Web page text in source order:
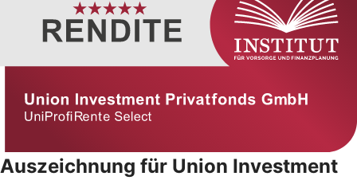
Auszeichnung für Union Investment